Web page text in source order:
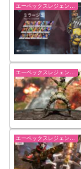
エーペックスレジェンズ【Apex Legends】